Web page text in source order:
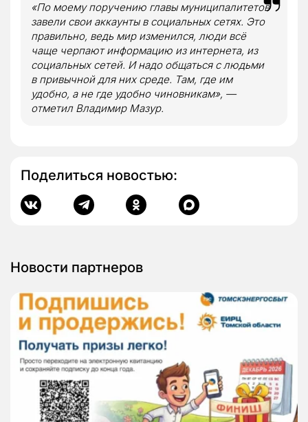
«По моему поручению главы муниципалитетов
завели свои аккаунты в социальных сетях. Это
правильно, ведь мир изменился, люди всё
чаще черпают информацию из интернета, из
социальных сетей. И надо общаться с людьми
в привычной для них среде. Там, где им
удобно, а не где удобно чиновникам», —
отметил Владимир Мазур.
Поделиться новостью:
Новости партнеров